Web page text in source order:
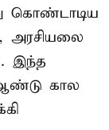
கொண்டாடிய
, அரசியலை
இந்த
கால